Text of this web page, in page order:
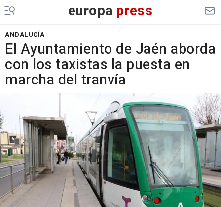
europa press
ANDALUCÍA
El Ayuntamiento de Jaén aborda
con los taxistas la puesta en
marcha del tranvía